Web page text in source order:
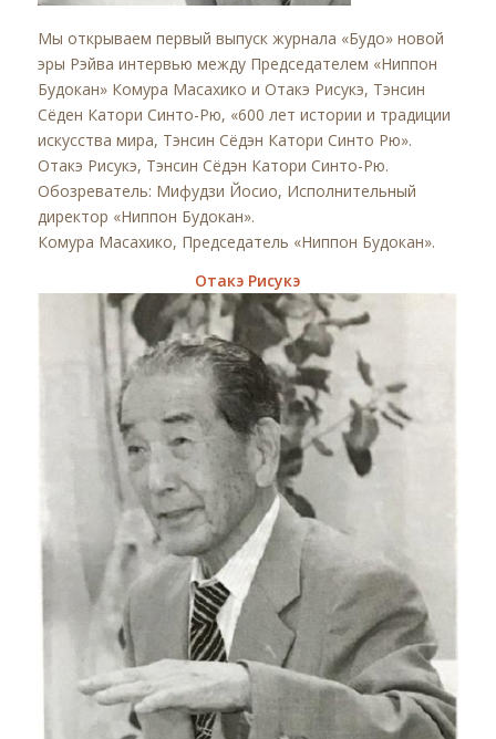
Мы открываем первый выпуск журнала «Будо» новой
эры Рэйва интервью между Председателем «Ниппон
Будокан» Комура Масахико и Отакэ Рисукэ, Тэнсин
Сёден Катори Синто-Рю, «600 лет истории и традиции
искусства мира, Тэнсин Сёдэн Катори Синто Рю».
Отакэ Рисукэ, Тэнсин Сёдэн Катори Синто-Рю.
Обозреватель: Мифудзи Йосио, Исполнительный
директор «Ниппон Будокан».
Комура Масахико, Председатель «Ниппон Будокан».
Отакэ Рисукэ